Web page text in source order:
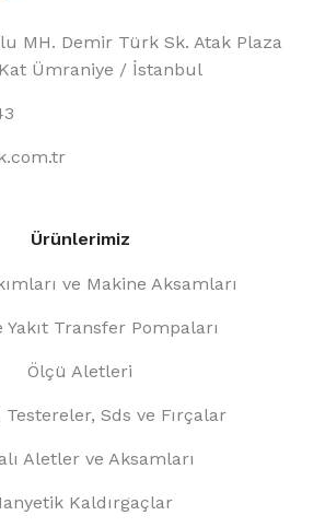
Kat Ümraniye / İstanbul